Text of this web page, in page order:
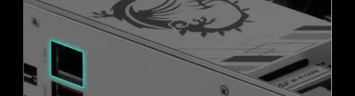
MSI 風扇接頭可自動偵測風扇將以直流或PWM哪種
1x
128
Gbps
提供 x16 插槽介面，頻寬可達到 128 GB/s，
是上一代速度的兩倍。